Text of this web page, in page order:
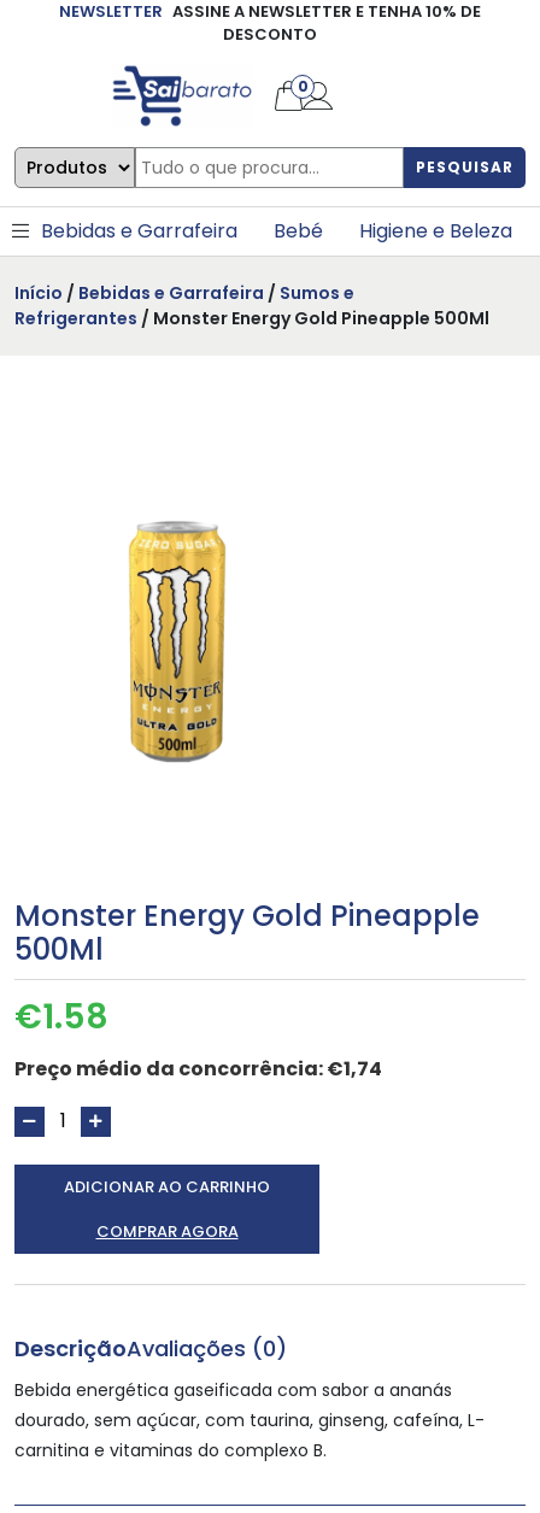
NEWSLETTER ASSINE A NEWSLETTER E TENHA 10% DE
DESCONTO
PESQUISAR
0
Bebidas e Garrafeira Bebé Higiene e Beleza
Início / Bebidas e Garrafeira / Sumos e
Refrigerantes / Monster Energy Gold Pineapple 500Ml
Monster Energy Gold Pineapple
500Ml
€1.58
Preço médio da concorrência:€1,74
ADICIONAR AO CARRINHO
COMPRAR AGORA
DescriçãoAvaliações (0)
Bebida energética gaseificada com sabor a ananás
dourado, sem açúcar, com taurina, ginseng, cafeína, L-
carnitina e vitaminas do complexo B.